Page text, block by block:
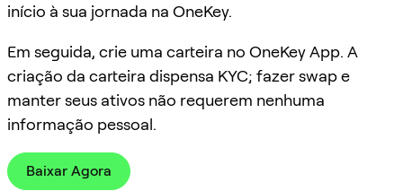
início à sua jornada na OneKey.
Em seguida, crie uma carteira no OneKey App. A
criação da carteira dispensa KYC; fazer swap e
manter seus ativos não requerem nenhuma
informação pessoal.
Baixar Agora